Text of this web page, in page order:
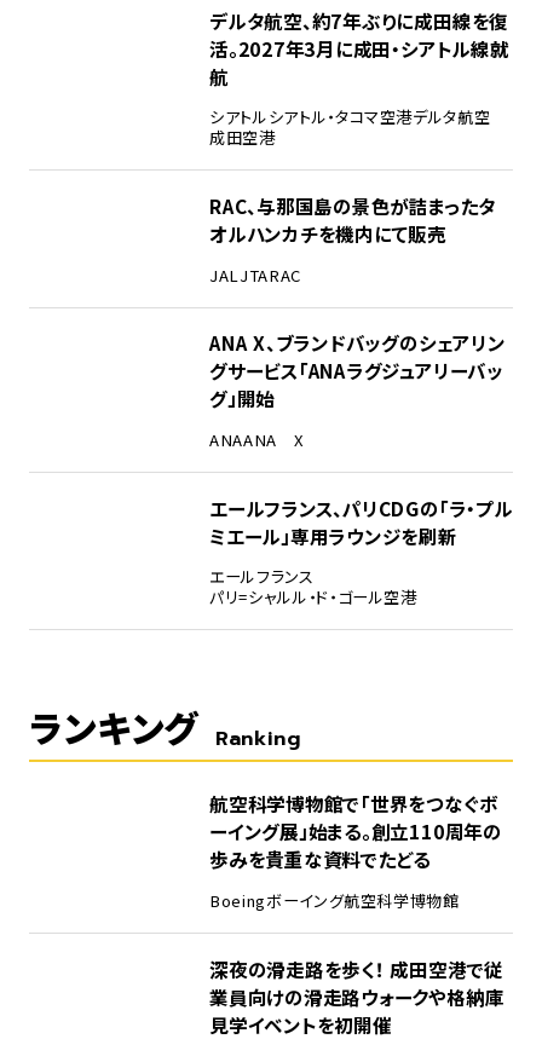
デルタ航空、約7年ぶりに成田線を復
活。2027年3月に成田・シアトル線就
航
シアトルシアトル・タコマ空港デルタ航空
成田空港
RAC、与那国島の景色が詰まったタ
オルハンカチを機内にて販売
JAL JTARAC
ANA X、ブランドバッグのシェアリン
グサービス「ANAラグジュアリーバッ
グ」開始
ANAANA X
エールフランス、パリCDGの「ラ・プル
ミエール」専用ラウンジを刷新
エールフランス
パリ=シャルル・ド・ゴール空港
ランキング Ranking
航空科学博物館で「世界をつなぐボ
ーイング展」始まる。創立110周年の
歩みを貴重な資料でたどる
Boeingボーイング航空科学博物館
深夜の滑走路を歩く！ 成田空港で従
業員向けの滑走路ウォークや格納庫
見学イベントを初開催